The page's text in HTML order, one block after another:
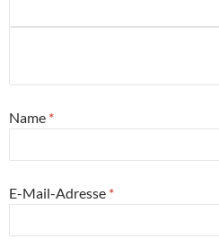
Name *
E-Mail-Adresse *